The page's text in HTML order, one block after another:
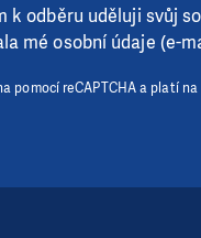
k odběru uděluji svůj
mé osobní údaje (e-
pomocí reCAPTCHA a platí